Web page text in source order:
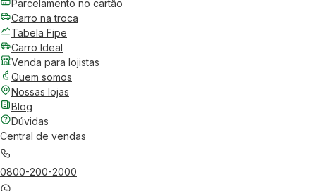
Parcelamento no cartão
Carro na troca
Tabela Fipe
Carro Ideal
Venda para lojistas
Quem somos
Nossas lojas
Blog
Dúvidas
Central de vendas
0800-200-2000